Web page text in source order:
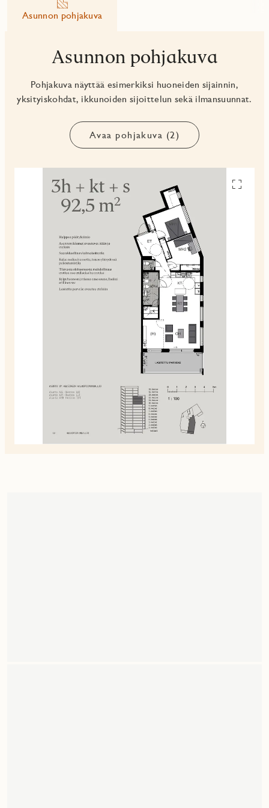
Asunnon pohjakuva
Asunnon pohjakuva
Pohjakuva näyttää esimerkiksi huoneiden sijainnin,
yksityiskohdat, ikkunoiden sijoittelun sekä ilmansuunnat.
Avaa pohjakuva (2)
Avaa